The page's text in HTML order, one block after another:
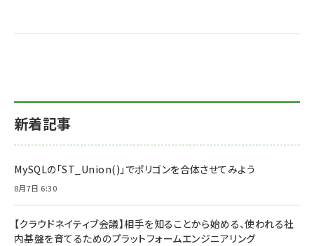
新着記事
MySQLの「ST_Union()」でポリゴンを合体させてみよう
8月7日 6:30
【クラウドネイティブ会議】相手を知ることから始める、使われる社
内基盤を育てるためのプラットフォームエンジニアリング